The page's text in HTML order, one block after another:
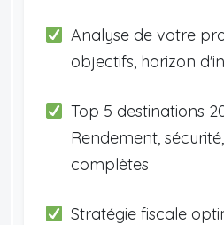
Analyse de votre
objectifs, horizon
Top 5 destinations
Rendement,
complètes
Stratégie fiscale